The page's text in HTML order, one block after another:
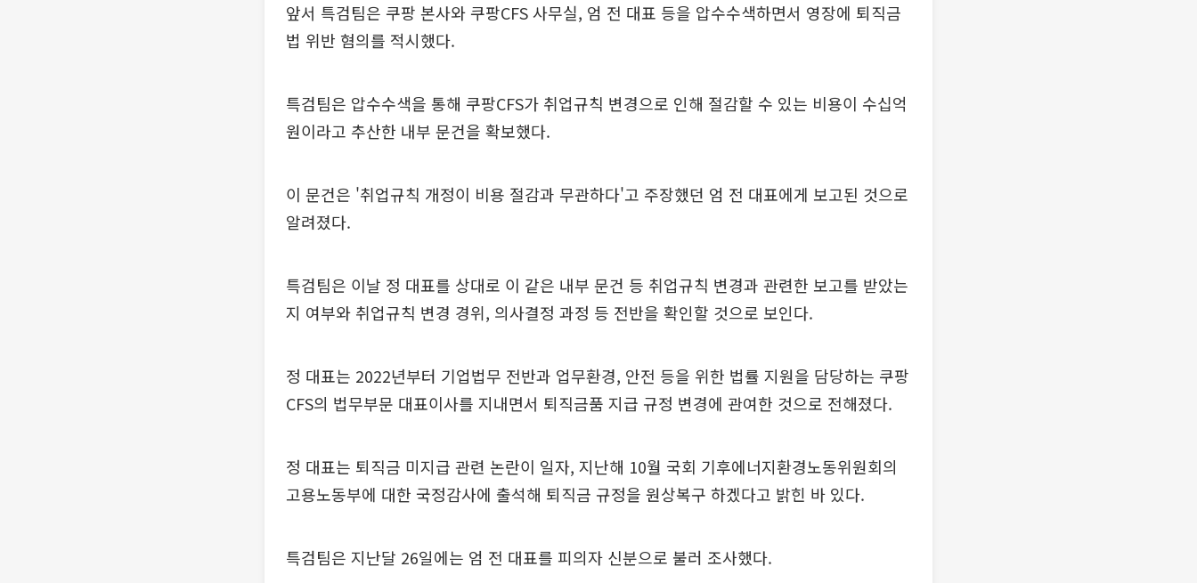
앞서 특검팀은 쿠팡 본사와 쿠팡CFS 사무실, 엄 전 대표 등을 압수수색하면서 영장에 퇴직금
법 위반 혐의를 적시했다.
특검팀은 압수수색을 통해 쿠팡CFS가 취업규칙 변경으로 인해 절감할 수 있는 비용이 수십억
원이라고 추산한 내부 문건을 확보했다.
이 문건은 '취업규칙 개정이 비용 절감과 무관하다'고 주장했던 엄 전 대표에게 보고된 것으로
알려졌다.
특검팀은 이날 정 대표를 상대로 이 같은 내부 문건 등 취업규칙 변경과 관련한 보고를 받았는
지 여부와 취업규칙 변경 경위, 의사결정 과정 등 전반을 확인할 것으로 보인다.
정 대표는 2022년부터 기업법무 전반과 업무환경, 안전 등을 위한 법률 지원을 담당하는 쿠팡
CFS의 법무부문 대표이사를 지내면서 퇴직금품 지급 규정 변경에 관여한 것으로 전해졌다.
정 대표는 퇴직금 미지급 관련 논란이 일자, 지난해 10월 국회 기후에너지환경노동위원회의
고용노동부에 대한 국정감사에 출석해 퇴직금 규정을 원상복구 하겠다고 밝힌 바 있다.
특검팀은 지난달 26일에는 엄 전 대표를 피의자 신분으로 불러 조사했다.